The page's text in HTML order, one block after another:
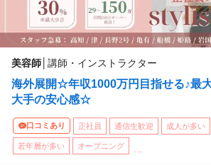
美容師 講師・インストラクター
海外展開☆年収1000万円目指せる♪最
大手の安心感☆
口コミあり 正社員 通信生歓迎 成人が多い
若年層が多い オープニング